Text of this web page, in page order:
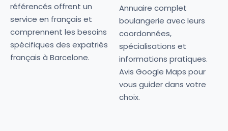
référencés offrent un
service en français et
comprennent les besoins
spécifiques des expatriés
français à Barcelone.
Annuaire complet
boulangerie avec leurs
coordonnées,
spécialisations et
informations pratiques.
Avis Google Maps pour
vous guider dans votre
choix.